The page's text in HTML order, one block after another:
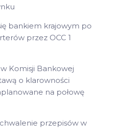
bankiem krajowym po
przez OCC 1
w Komisji Bankowej
o klarowności
na połowę
przepisów w